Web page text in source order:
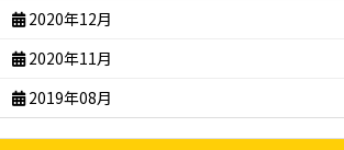
2020年12月
2020年11月
2019年08月